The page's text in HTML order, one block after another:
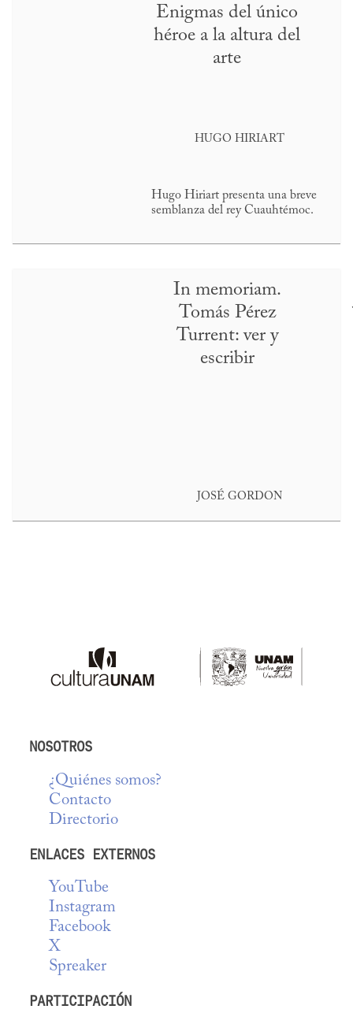
Enigmas del único
héroe a la altura del
arte
HUGO HIRIART
Hugo Hiriart presenta una breve
semblanza del rey Cuauhtémoc.
In memoriam.
Tomás Pérez
Turrent: ver y
escribir
JOSÉ GORDON
NOSOTROS
¿Quiénes somos?
Contacto
Directorio
ENLACES EXTERNOS
YouTube
Instagram
Facebook
X
Spreaker
PARTICIPACIÓN